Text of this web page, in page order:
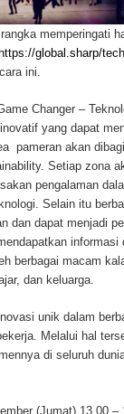
memperingati
https://global.sharp/
ini.
Changer –
yang dapat
pameran akan
Setiap zona
pengalaman
Selain itu
dan dapat menjadi
berbagai macam
dan keluarga.
unik dalam
Melalui hal
di seluruh
(Jumat) 13.00 –